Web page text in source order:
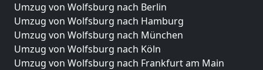
Umzug von Wolfsburg nach Berlin
Umzug von Wolfsburg nach Hamburg
Umzug von Wolfsburg nach München
Umzug von Wolfsburg nach Köln
Umzug von Wolfsburg nach Frankfurt am Main